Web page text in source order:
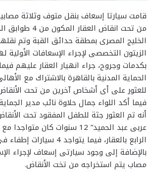
قامت سيارتا إسعاف بنقل متوف وثلاثة
من تحت انقاض
الخليج المصرى بمطقة حدائق القبة وتم
الزيتون التخصصى لإجراء الإسعافات الأولية
بكدمات وجروح، جراء انهيار العقار عليهم
الحماية المدنية بالقاهرة بالاشتراك مع
للعثور على أى أشخاص آخرين من تحت
فيما أكد اللواء جمال حلاوة نائب مدير
أنه تم العثور جثة للطفل المفقود تحت
عربى عبد الحميد” 12 سنوات كان
الرابع بالعقار، فيما يتواجد
بالإضافة إلى وجود سيارتى إسعاف لإجراء
مصاب يتم استخراجه من تخت الأنقاض.